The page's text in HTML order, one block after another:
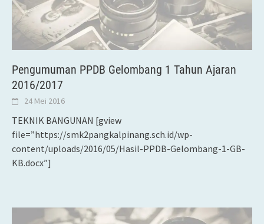
Pengumuman PPDB Gelombang 1 Tahun Ajaran
2016/2017
24 Mei 2016
TEKNIK BANGUNAN [gview
file=”https://smk2pangkalpinang.sch.id/wp-
content/uploads/2016/05/Hasil-PPDB-Gelombang-1-GB-
KB.docx”]